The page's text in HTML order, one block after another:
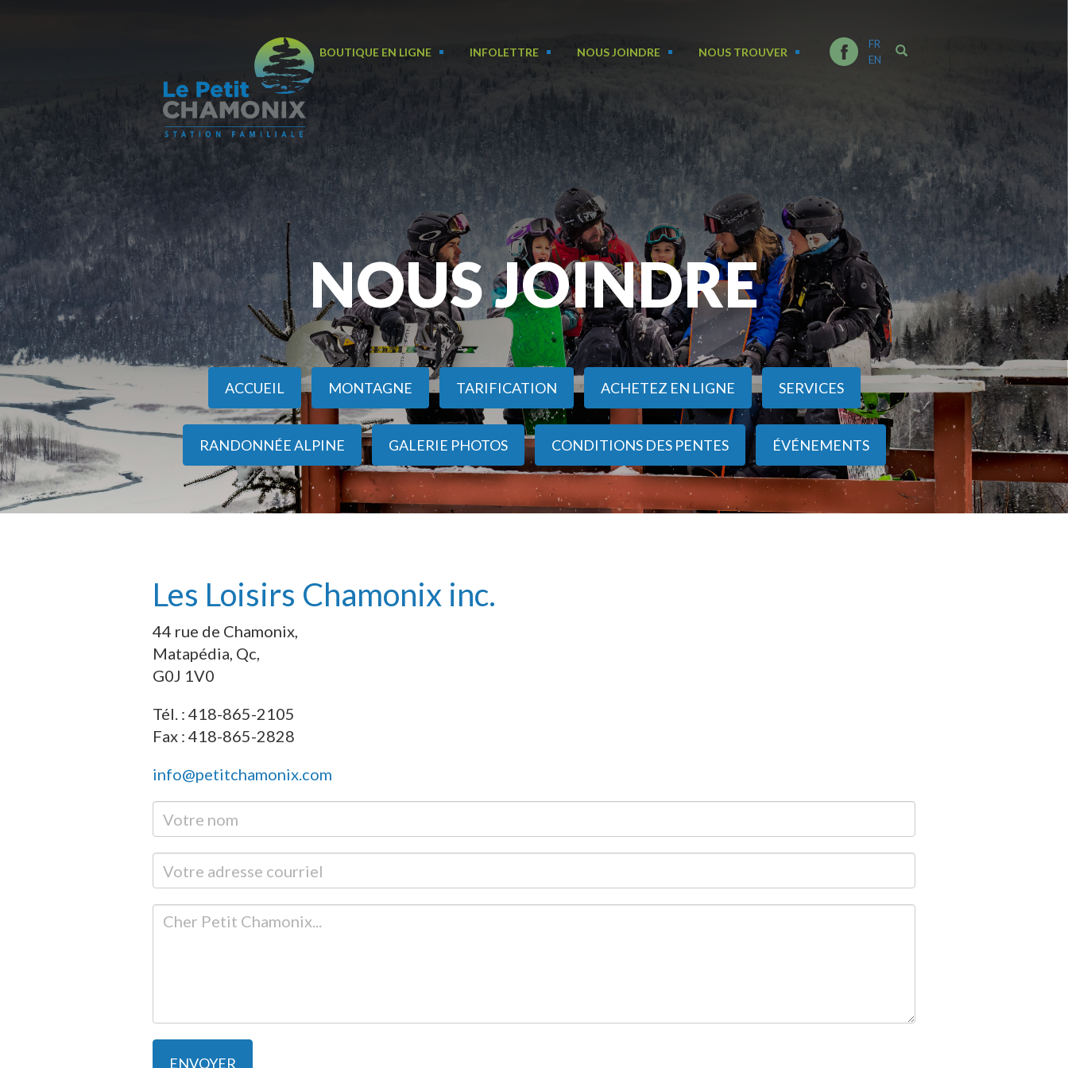
BOUTIQUE EN LIGNE INFOLETTRE NOUS JOINDRE NOUS TROUVER
FR
EN
NOUS JOINDRE
ACCUEIL MONTAGNE TARIFICATION ACHETEZ EN LIGNE SERVICES
RANDONNÉE ALPINE GALERIE PHOTOS CONDITIONS DES PENTES ÉVÉNEMENTS
Les Loisirs Chamonix inc.
44 rue de Chamonix,
Matapédia, Qc,
G0J 1V0
Tél. : 418-865-2105
Fax : 418-865-2828
info@petitchamonix.com